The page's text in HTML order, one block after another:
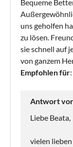
Bequeme
uns geholfen
zu lösen.
sie schnell auf
von ganzem
Empfohlen für
Antwort
Liebe Beata,
vielen